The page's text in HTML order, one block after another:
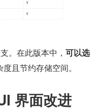
。在此版本中， 可以选
且节约存储空间。
界面改进